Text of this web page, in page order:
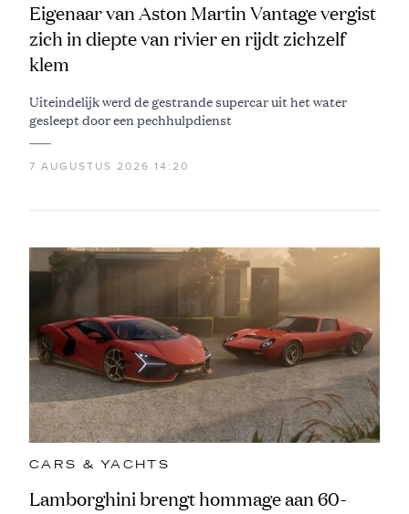
Eigenaar van Aston Martin Vantage vergist
zich in diepte van rivier en rijdt zichzelf
klem
Uiteindelijk werd de gestrande supercar uit het water
gesleept door een pechhulpdienst
7 AUGUSTUS 2026 14:20
CARS & YACHTS
Lamborghini brengt hommage aan 60-